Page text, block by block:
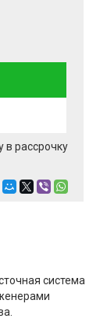
в рассрочку
система